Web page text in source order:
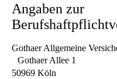
Angaben zur
Gothaer Allgemeine
Gothaer Allee 1
50969 Köln